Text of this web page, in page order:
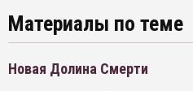
Материалы по теме
Новая Долина Смерти